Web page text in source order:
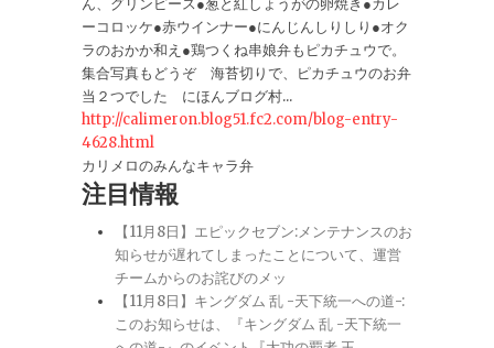
ん、グリンピース●葱と紅しょうがの卵焼き●カレ
ーコロッケ●赤ウインナー●にんじんしりしり●オク
ラのおかか和え●鶏つくね串娘弁もピカチュウで。
集合写真もどうぞ 海苔切りで、ピカチュウのお弁
当２つでした にほんブログ村...
http://calimeron.blog51.fc2.com/blog-entry-
4628.html
カリメロのみんなキャラ弁
注目情報
【11月8日】エピックセブン:メンテナンスのお
知らせが遅れてしまったことについて、運営
チームからのお詫びのメッ
【11月8日】キングダム 乱 -天下統一への道-:
このお知らせは、『キングダム 乱 -天下統一